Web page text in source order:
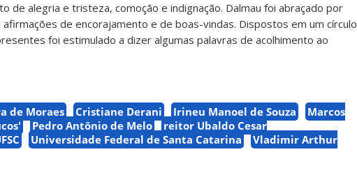
de alegria e tristeza, comoção e indignação. Dalmau foi abraçado por
de encorajamento e de boas-vindas. Dispostos em um círculo
foi estimulado a dizer algumas palavras de acolhimento ao
de Moraes Cristiane Derani Irineu Manoel de Souza
Marcos
Pedro Antônio de Melo
reitor Ubaldo Cesar
Universidade Federal de Santa Catarina
Vladimir Arthur